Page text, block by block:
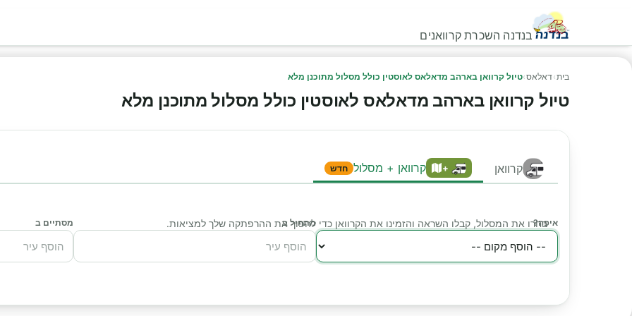
בנדנה השכרת קרוואנים
בית›דאלאס›טיול קרוואן בארהב מדאלאס לאוסטין כולל מסלול מתוכנן מלא
טיול קרוואן בארהב מדאלאס לאוסטין כולל מסלול מתוכנן מלא
קרוואן + קרוואן + מסלול חדש
בחרו את המסלול, קבלו השראה והזמינו את הקרוואן כדי להפוך את ההרפתקה שלך למציאות.
איפה? מתחיל ב מסתיים ב